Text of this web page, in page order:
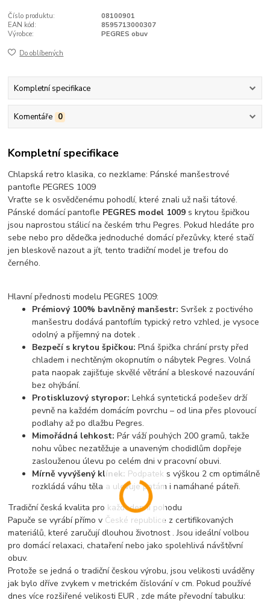
Číslo produktu:
08100901
EAN kód:
8595713000307
Výrobce:
PEGRES obuv
Do oblíbených
Kompletní specifikace
Komentáře 0
Kompletní specifikace
Chlapská retro klasika, co nezklame: Pánské manšestrové
pantofle PEGRES 1009
Vraťte se k osvědčenému pohodlí, které znali už naši tátové.
Pánské domácí pantofle PEGRES model 1009 s krytou špičkou
jsou naprostou stálicí na českém trhuPegres. Pokud hledáte pro
sebe nebo pro dědečka jednoduché domácí přezůvky, které stačí
jen bleskově nazout a jít, tento tradiční model je trefou do
černého.
Hlavní přednosti modelu PEGRES 1009:
Prémiový 100% bavlněný manšestr: Svršek z poctivého
manšestru dodává pantoflím typický retro vzhled, je vysoce
odolný a příjemný na dotek .
Bezpečí s krytou špičkou: Plná špička chrání prsty před
chladem i nechtěným okopnutím o nábytek Pegres. Volná
pata naopak zajišťuje skvělé větrání a bleskové nazouvání
bez ohýbání.
Protiskluzový styropor: Lehká syntetická podešev drží
pevně na každém domácím povrchu – od lina přes plovoucí
podlahy až po dlažbu Pegres.
Mimořádná lehkost: Pár váží pouhých 200 gramů, takže
nohu vůbec nezatěžuje a unaveným chodidlům dopřeje
zaslouženou úlevu po celém dni v pracovní obuvi.
Mírně vyvýšený klínek: Podpatek s výškou 2 cm optimálně
rozkládá váhu těla a ulevuje patám i namáhané páteři.
Tradiční česká kvalita pro každodenní pohodu
Papuče se vyrábí přímo v České republice z certifikovaných
materiálů, které zaručují dlouhou životnost . Jsou ideální volbou
pro domácí relaxaci, chataření nebo jako spolehlivá návštěvní
obuv.
Protože se jedná o tradiční českou výrobu, jsou velikosti uváděny
jak bylo dříve zvykem v metrickém číslování v cm. Pokud používé
dnes více rozšiřené velikosti EUR , zde máte převodní tabulku: